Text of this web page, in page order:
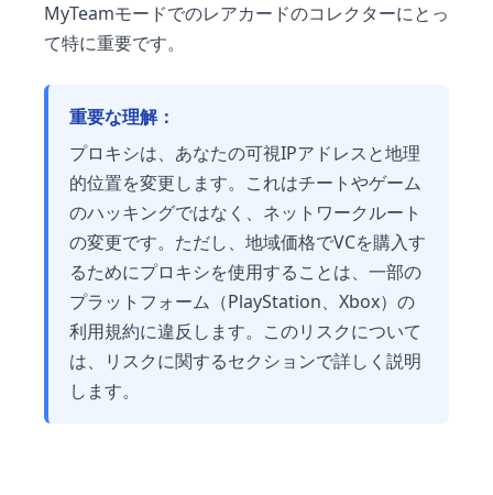
MyTeamモードでのレアカードのコレクターにとっ
て特に重要です。
重要な理解：
プロキシは、あなたの可視IPアドレスと地理
的位置を変更します。これはチートやゲーム
のハッキングではなく、ネットワークルート
の変更です。ただし、地域価格でVCを購入す
るためにプロキシを使用することは、一部の
プラットフォーム（PlayStation、Xbox）の
利用規約に違反します。このリスクについて
は、リスクに関するセクションで詳しく説明
します。